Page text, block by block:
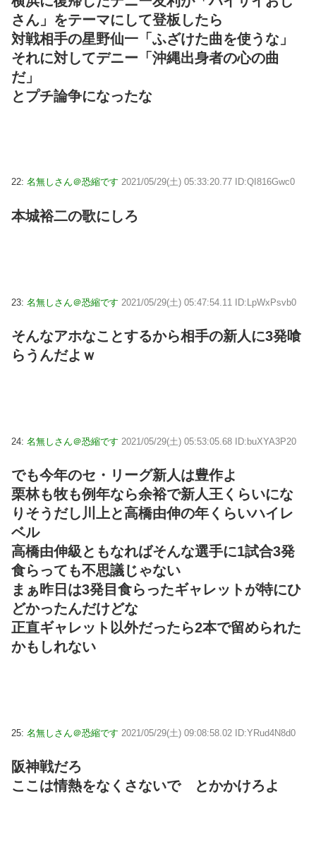
さん」をテーマにして登板したら
対戦相手の星野仙一「ふざけた曲を使うな」
それに対してデニー「沖縄出身者の心の曲
だ」
とプチ論争になったな
22: 名無しさん＠恐縮です 2021/05/29(土) 05:33:20.77 ID:QI816Gwc0
本城裕二の歌にしろ
23: 名無しさん＠恐縮です 2021/05/29(土) 05:47:54.11 ID:LpWxPsvb0
そんなアホなことするから相手の新人に3発喰
らうんだよｗ
24: 名無しさん＠恐縮です 2021/05/29(土) 05:53:05.68 ID:buXYA3P20
でも今年のセ・リーグ新人は豊作よ
栗林も牧も例年なら余裕で新人王くらいにな
りそうだし川上と高橋由伸の年くらいハイレ
ベル
高橋由伸級ともなればそんな選手に1試合3発
食らっても不思議じゃない
まぁ昨日は3発目食らったギャレットが特にひ
どかったんだけどな
正直ギャレット以外だったら2本で留められた
かもしれない
25: 名無しさん＠恐縮です 2021/05/29(土) 09:08:58.02 ID:YRud4N8d0
阪神戦だろ
ここは情熱をなくさないで とかかけろよ